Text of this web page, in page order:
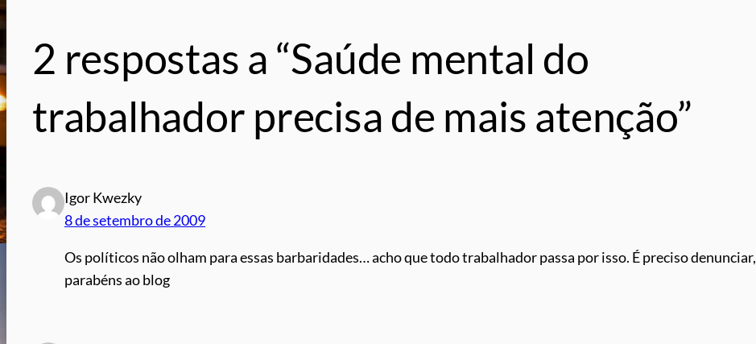
2 respostas a “Saúde mental do
trabalhador precisa de mais atenção”
Igor Kwezky
8 de setembro de 2009
Os políticos não olham para essas barbaridades… acho que todo trabalhador passa por isso. É preciso denunciar,
parabéns ao blog